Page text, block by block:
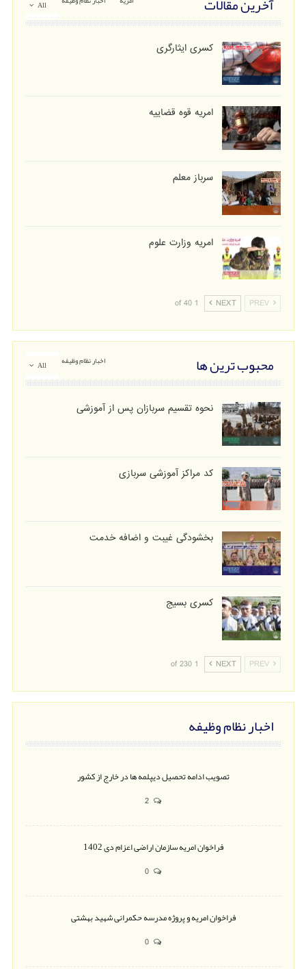
All
کسری ایثارگری
امریه قوه قضاییه
سرباز معلم
امریه وزارت علوم
PREV
NEXT
1 of 40
All محبوب ترین ها اخبار نظام وظیفه
نحوه تقسیم سربازان پس از آموزشی
کد مراکز آموزشی سربازی
بخشودگی غیبت و اضافه خدمت
کسری بسیج
PREV
NEXT
1 of 230
اخبار نظام وظیفه
تصویب ادامه تحصیل دیپلمه ها در خارج از کشور
فراخوان امریه سازمان اراضی اعزام دی 1402
فراخوان امریه و پروژه مدرسه حکمرانی شهید بهشتی